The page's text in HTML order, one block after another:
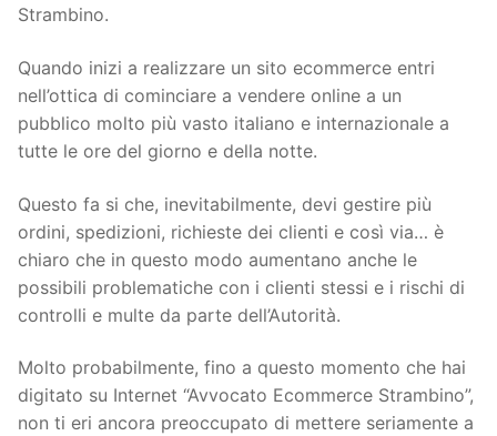
Strambino.
Quando inizi a realizzare un sito ecommerce entri
nell’ottica di cominciare a vendere online a un
pubblico molto più vasto italiano e internazionale a
tutte le ore del giorno e della notte.
Questo fa si che, inevitabilmente, devi gestire più
ordini, spedizioni, richieste dei clienti e così via… è
chiaro che in questo modo aumentano anche le
possibili problematiche con i clienti stessi e i rischi di
controlli e multe da parte dell’Autorità.
Molto probabilmente, fino a questo momento che hai
digitato su Internet “Avvocato Ecommerce Strambino”,
non ti eri ancora preoccupato di mettere seriamente a